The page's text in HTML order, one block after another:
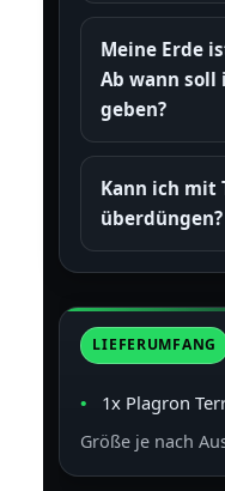
Meine Erde
Ab wann soll
geben?
Kann ich mit
überdüngen?
LIEFERUMFANG
1x Plagron
Größe je nach